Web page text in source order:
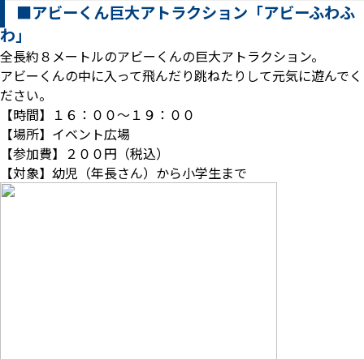
■アビーくん巨大アトラクション「アビーふわふ
わ」
全長約８メートルのアビーくんの巨大アトラクション。
アビーくんの中に入って飛んだり跳ねたりして元気に遊んでく
ださい。
【時間】１６：００～１９：００
【場所】イベント広場
【参加費】２００円（税込）
【対象】幼児（年長さん）から小学生まで